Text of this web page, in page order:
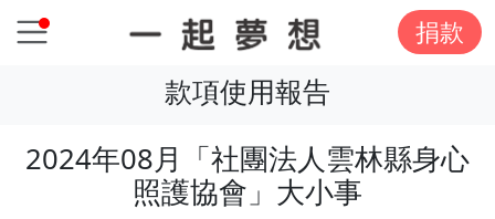
捐款
款項使用報告
2024年08月「社團法人雲林縣身心
照護協會」大小事